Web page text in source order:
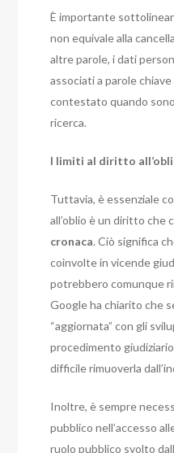
È importante
non equivale alla
altre parole, i dati
associati a parole
contestato quando
ricerca.
I limiti al diritto
Tuttavia, è essenziale
all’oblio è un diritto che
cronaca. Ciò significa
coinvolte in vicende
potrebbero comunque
Google ha chiarito che
“aggiornata” con gli
procedimento
difficile rimuoverla
Inoltre, è sempre
pubblico nell’accesso
ruolo pubblico svolto